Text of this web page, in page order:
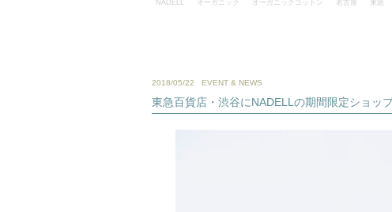
NADELL オーガニック オーガニックコットン 名古屋 東急
2018/05/22 EVENT & NEWS
東急百貨店・渋谷にNADELLの期間限定ショッ